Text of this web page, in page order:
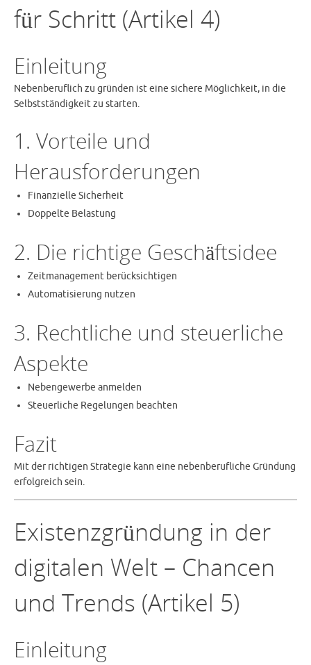
für Schritt (Artikel 4)
Einleitung
Nebenberuflich zu gründen ist eine sichere Möglichkeit, in die
Selbstständigkeit zu starten.
1. Vorteile und
Herausforderungen
Finanzielle Sicherheit
Doppelte Belastung
2. Die richtige Geschäftsidee
Zeitmanagement berücksichtigen
Automatisierung nutzen
3. Rechtliche und steuerliche
Aspekte
Nebengewerbe anmelden
Steuerliche Regelungen beachten
Fazit
Mit der richtigen Strategie kann eine nebenberufliche Gründung
erfolgreich sein.
Existenzgründung in der
digitalen Welt – Chancen
und Trends (Artikel 5)
Einleitung